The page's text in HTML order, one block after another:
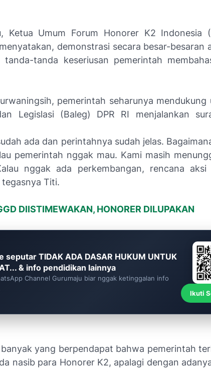
Ketua Umum Forum Honorer K2 Indonesia
demonstrasi secara besar-besaran
tanda keseriusan pemerintah
pemerintah seharunya mendukung
Legislasi (Baleg) DPR RI menjalankan
ada dan perintahnya sudah jelas.
pemerintah nggak mau. Kami masih
nggak ada perkembangan, rencana
tegasnya Titi.
DIISTIMEWAKAN, HONORER DILUPAKAN
seputar TIDAK ADA DASAR HUKUM UNTUK
& info pendidikan lainnya
Channel Gurumaju biar nggak ketinggalan info
Ikuti
banyak yang berpendapat bahwa pemerintah
nasib para Honorer K2, apalagi dengan